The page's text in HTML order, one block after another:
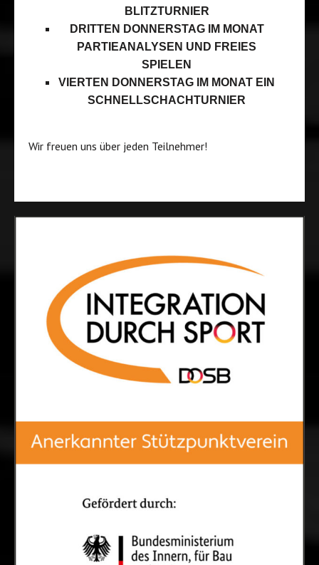
BLITZTURNIER
DRITTEN DONNERSTAG IM MONAT
PARTIEANALYSEN UND FREIES
SPIELEN
VIERTEN DONNERSTAG IM MONAT EIN
SCHNELLSCHACHTURNIER
Wir freuen uns über jeden Teilnehmer!